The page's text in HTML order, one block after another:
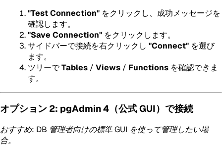
"Test Connection" をクリックし、成功メッセージを
確認します。
"Save Connection" をクリックします。
サイドバーで接続を右クリックし "Connect" を選び
ます。
ツリーでTables / Views / Functions を確認できま
す。
オプション 2: pgAdmin 4（公式 GUI）で接続
おすすめ: DB 管理者向けの標準 GUI を使って管理したい場
合。